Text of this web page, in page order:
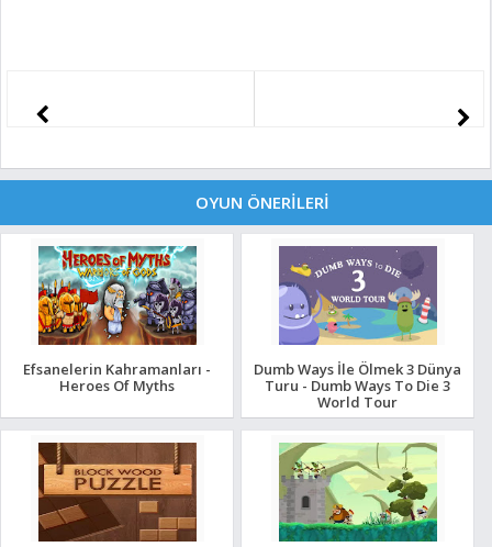
OYUN ÖNERİLERİ
Efsanelerin Kahramanları -
Heroes Of Myths
Dumb Ways İle Ölmek 3 Dünya
Turu - Dumb Ways To Die 3
World Tour